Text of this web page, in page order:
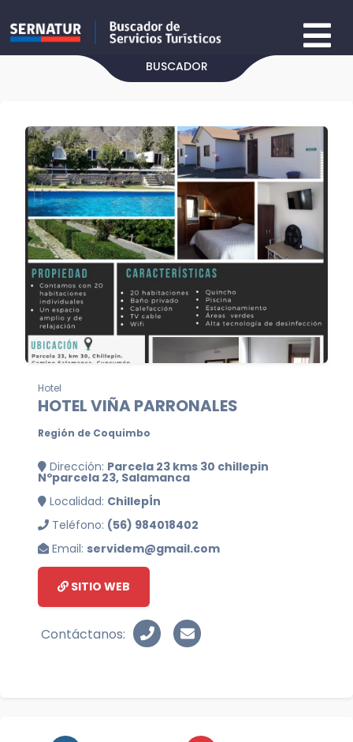
BUSCADOR
Hotel
HOTEL VIÑA PARRONALES
Región de Coquimbo
Dirección: Parcela 23 kms 30 chillepin
Nºparcela 23, Salamanca
Localidad: ChillepÍn
Teléfono: (56) 984018402
Email: servidem@gmail.com
SITIO WEB
Contáctanos: